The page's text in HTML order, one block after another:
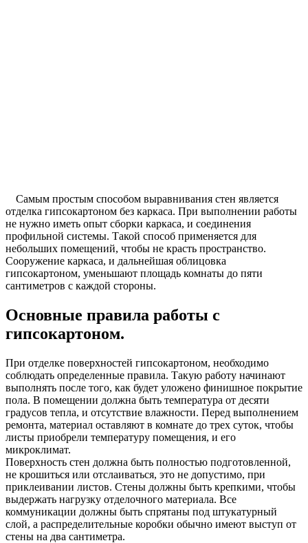
Самым простым способом выравнивания стен является
отделка гипсокартоном без каркаса. При выполнении работы
не нужно иметь опыт сборки каркаса, и соединения
профильной системы. Такой способ применяется для
небольших помещений, чтобы не красть пространство.
Сооружение каркаса, и дальнейшая облицовка
гипсокартоном, уменьшают площадь комнаты до пяти
сантиметров с каждой стороны.
Основные правила работы с
гипсокартоном.
При отделке поверхностей гипсокартоном, необходимо
соблюдать определенные правила. Такую работу начинают
выполнять после того, как будет уложено финишное покрытие
пола. В помещении должна быть температура от десяти
градусов тепла, и отсутствие влажности. Перед выполнением
ремонта, материал оставляют в комнате до трех суток, чтобы
листы приобрели температуру помещения, и его
микроклимат.
Поверхность стен должна быть полностью подготовленной,
не крошиться или отслаиваться, это не допустимо, при
приклеивании листов. Стены должны быть крепкими, чтобы
выдержать нагрузку отделочного материала. Все
коммуникации должны быть спрятаны под штукатурный
слой, а распределительные коробки обычно имеют выступ от
стены на два сантиметра.